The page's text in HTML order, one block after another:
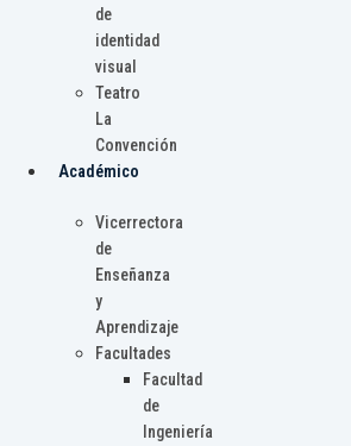
de
identidad
visual
Teatro
La
Convención
Académico
Vicerrectora
de
Enseñanza
y
Aprendizaje
Facultades
Facultad
de
Ingeniería